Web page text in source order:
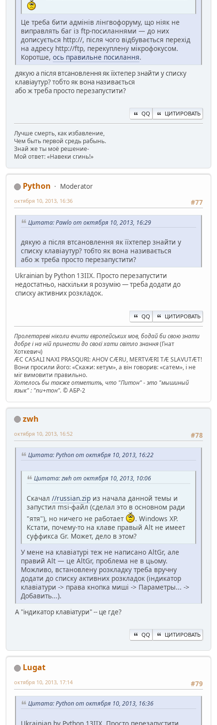
Це треба бити адмінів лінгвофоруму, що ніяк не
виправлять баг із ftp-посиланнями — до них
дописується http://, після чого відбувається перехід
на адресу http://ftp, перекуплену мікрофокусом.
Коротше, ось правильне посилання.
дякую а після втсановлення як їїхтепер знайти у списку
клавіаутур? тобто як вона називається
або ж треба просто перезапустити?
QQ ЦИТИРОВАТЬ
Лучше смерть, как избавление,
Чем быть первой средь рабынь.
Знай же ты моё решение-
Мой ответ: «Навеки сгинь!»
Python
Moderator
#77
октября 10, 2013, 16:36
Цитата: Pawlo от октября 10, 2013, 16:29
дякую а після втсановлення як їїхтепер знайти у
списку клавіаутур? тобто як вона називається
або ж треба просто перезапустити?
Ukrainian by Python 13IIX. Просто перезапустити
недостатньо, наскільки я розумію — треба додати до
списку активних розкладок.
QQ ЦИТИРОВАТЬ
Пролетареві ніколи вчити європейських мов, бодай би свою знати
добре і на ній принести до своєї хати світло знання(Гнат
Хоткевич)
ÆC CASALI NAXI PRASQURI: AHOV CÆRU, MERTVÆRI TÆ SLAVUTÆT!
Вони просили його: «Скажи: кетум», а він говорив: «сатем», і не
міг вимовити правильно.
Хотелось бы также отметить, что "Питон" - это "мышиный
язык" : "пи+тон". © АБР-2
zwh
#78
октября 10, 2013, 16:52
Цитата: Python от октября 10, 2013, 16:22
Цитата: zwh от октября 10, 2013, 10:06
Скачал //russian.zip из начала данной темы и
запустил msi-файл (сделал это в основном ради
"ятя"), но ничего не работает
. Windows XP.
Кстати, почему-то на клаве правый Alt не имеет
суффикса Gr. Может, дело в этом?
У мене на клавіатурі теж не написано AltGr, але
правий Alt — це AltGr, проблема не в цьому.
Можливо, встановлену розкладку треба вручну
додати до списку активних розкладок (індикатор
клавіатури -> права кнопка миші -> Параметры... ->
Добавить...).
А "індикатор клавіатури" -- це где?
QQ ЦИТИРОВАТЬ
Lugat
#79
октября 10, 2013, 17:14
Цитата: Python от октября 10, 2013, 16:36